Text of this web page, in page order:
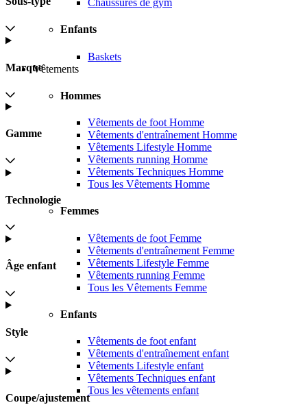
Chaussures de gym
Enfants
Baskets
Vêtements
Hommes
Vêtements de foot Homme
Vêtements d'entraînement Homme
Vêtements Lifestyle Homme
Vêtements running Homme
Vêtements Techniques Homme
Tous les Vêtements Homme
Femmes
Vêtements de foot Femme
Vêtements d'entraînement Femme
Vêtements Lifestyle Femme
Vêtements running Femme
Tous les Vêtements Femme
Enfants
Vêtements de foot enfant
Vêtements d'entraînement enfant
Vêtements Lifestyle enfant
Vêtements Techniques enfant
Tous les vêtements enfant
Marque
Gamme
Technologie
Âge enfant
Style
Coupe/ajustement